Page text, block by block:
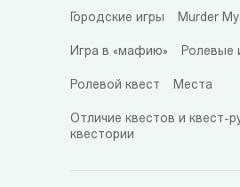
Городские игры Murder
Игра в «мафию» Ролевые
Ролевой квест Места
Отличие квестов и квест-
квестории